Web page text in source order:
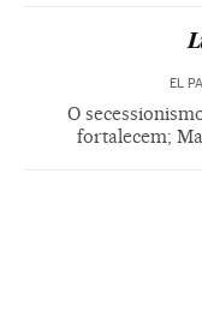
EL
O
fortalecem;